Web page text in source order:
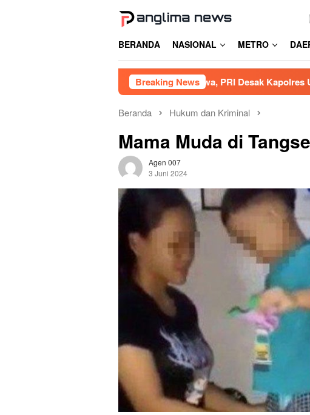
BERANDA NASIONAL METRO
Breaking News
Tambang Siluman di Gowa, PRI Desak Kapolres Usut Tuntas
Beranda Hukum dan Kriminal
Mama Muda di
Agen 007
3 Juni 2024